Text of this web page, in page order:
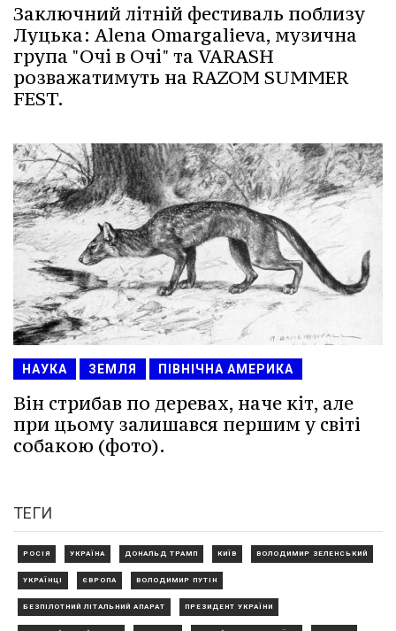
Заключний літній фестиваль поблизу
Луцька: Alena Omargalieva, музична
група "Очі в Очі" та VARASH
розважатимуть на RAZOM SUMMER
FEST.
НАУКА ЗЕМЛЯ ПІВНІЧНА АМЕРИКА
Він стрибав по деревах, наче кіт, але
при цьому залишався першим у світі
собакою (фото).
ТЕГИ
РОСІЯ УКРАЇНА ДОНАЛЬД ТРАМП КИЇВ ВОЛОДИМИР ЗЕЛЕНСЬКИЙ
УКРАЇНЦІ ЄВРОПА ВОЛОДИМИР ПУТІН
БЕЗПІЛОТНИЙ ЛІТАЛЬНИЙ АПАРАТ ПРЕЗИДЕНТ УКРАЇНИ